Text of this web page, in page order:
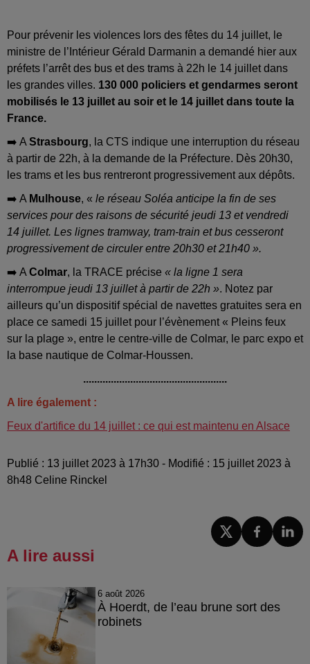
Pour prévenir les violences lors des fêtes du 14 juillet, le
ministre de l’Intérieur Gérald Darmanin a demandé hier aux
préfets l’arrêt des bus et des trams à 22h le 14 juillet dans
les grandes villes. 130 000 policiers et gendarmes seront
mobilisés le 13 juillet au soir et le 14 juillet dans toute la
France.
➡️ A Strasbourg, la CTS indique une interruption du réseau
à partir de 22h, à la demande de la Préfecture. Dès 20h30,
les trams et les bus rentreront progressivement aux dépôts.
➡️ A Mulhouse, « le réseau Soléa anticipe la fin de ses
services pour des raisons de sécurité jeudi 13 et vendredi
14 juillet. Les lignes tramway, tram-train et bus cesseront
progressivement de circuler entre 20h30 et 21h40 ».
➡️ A Colmar, la TRACE précise « la ligne 1 sera
interrompue jeudi 13 juillet à partir de 22h ». Notez par
ailleurs qu’un dispositif spécial de navettes gratuites sera en
place ce samedi 15 juillet pour l’évènement « Pleins feux
sur la plage », entre le centre-ville de Colmar, le parc expo et
la base nautique de Colmar-Houssen.
....................................................
A lire également :
Feux d'artifice du 14 juillet : ce qui est maintenu en Alsace
Publié : 13 juillet 2023 à 17h30 - Modifié : 15 juillet 2023 à
8h48 Celine Rinckel
A lire aussi
6 août 2026
À Hoerdt, de l’eau brune sort des
robinets